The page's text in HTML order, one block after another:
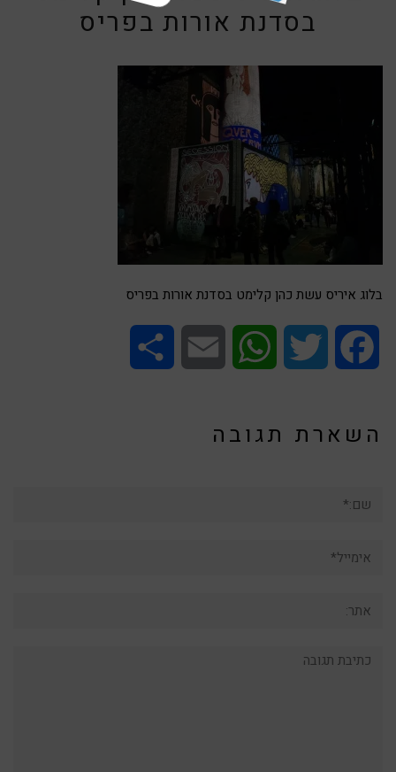
בסדנת אורות בפריס
בלוג איריס עשת כהן קלימט בסדנת אורות בפריס
Facebook
Twitter
WhatsApp
Email
השארת תגובה